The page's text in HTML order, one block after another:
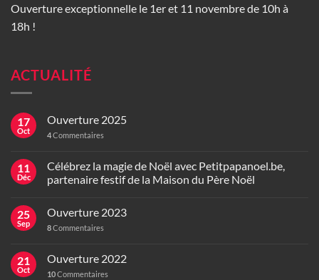
Ouverture exceptionnelle le 1er et 11 novembre de 10h à
18h !
ACTUALITÉ
17
Oct
Ouverture 2025
4Commentaires
11
Déc
Célébrez la magie de Noël avec Petitpapanoel.be,
partenaire festif de la Maison du Père Noël
25
Sep
Ouverture 2023
8Commentaires
21
Oct
Ouverture 2022
10Commentaires